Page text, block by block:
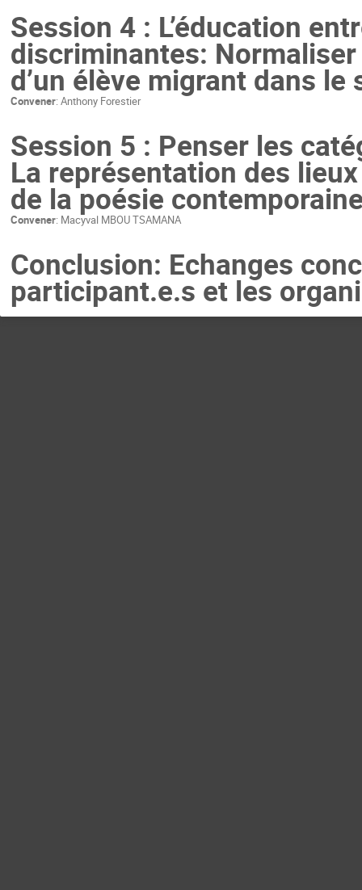
Session 4 : L’éducation
discriminantes:
d’un élève migrant dans
Convener: Anthony Forestier
Session 5 : Penser les
La représentation des
de la poésie
Convener: Macyval MBOU TSAMANA
Conclusion: Echanges
participant.e.s et les